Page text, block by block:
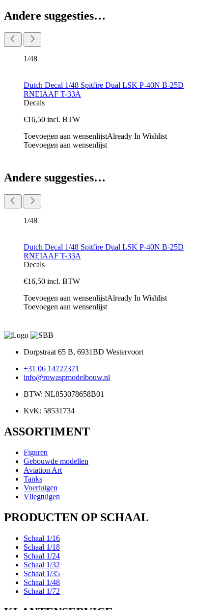
Andere suggesties…
1/48
Dutch Decal 1/48 Spitfire Dual LSK P-40N B-25D
RNEIAAF T-33A
Decals
€16,50 incl. BTW
Toevoegen aan wensenlijstAlready In Wishlist
Toevoegen aan wensenlijst
Andere suggesties…
1/48
Dutch Decal 1/48 Spitfire Dual LSK P-40N B-25D
RNEIAAF T-33A
Decals
€16,50 incl. BTW
Toevoegen aan wensenlijstAlready In Wishlist
Toevoegen aan wensenlijst
Dorpstraat 65 B, 6931BD Westervoort
+31 06 14727371
info@rowaspmodelbouw.nl
BTW: NL853078658B01
KvK: 58531734
ASSORTIMENT
Figuren
Gebouwde modellen
Aviation Art
Tanks
Voertuigen
Vliegtuigen
PRODUCTEN OP SCHAAL
Schaal 1/16
Schaal 1/18
Schaal 1/24
Schaal 1/32
Schaal 1/35
Schaal 1/48
Schaal 1/72